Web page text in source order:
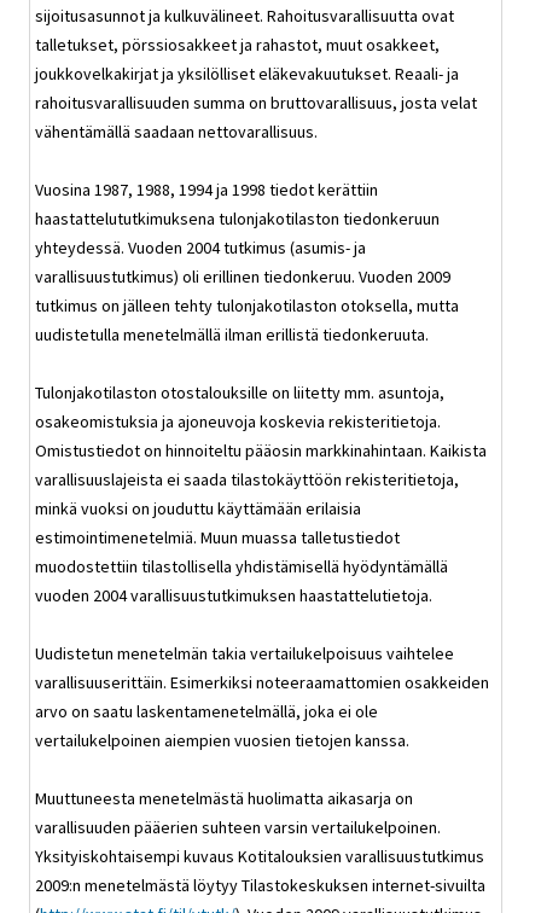
sijoitusasunnot ja kulkuvälineet. Rahoitusvarallisuutta ovat
talletukset, pörssiosakkeet ja rahastot, muut osakkeet,
joukkovelkakirjat ja yksilölliset eläkevakuutukset. Reaali- ja
rahoitusvarallisuuden summa on bruttovarallisuus, josta velat
vähentämällä saadaan nettovarallisuus.
Vuosina 1987, 1988, 1994 ja 1998 tiedot kerättiin
haastattelututkimuksena tulonjakotilaston tiedonkeruun
yhteydessä. Vuoden 2004 tutkimus (asumis- ja
varallisuustutkimus) oli erillinen tiedonkeruu. Vuoden 2009
tutkimus on jälleen tehty tulonjakotilaston otoksella, mutta
uudistetulla menetelmällä ilman erillistä tiedonkeruuta.
Tulonjakotilaston otostalouksille on liitetty mm. asuntoja,
osakeomistuksia ja ajoneuvoja koskevia rekisteritietoja.
Omistustiedot on hinnoiteltu pääosin markkinahintaan. Kaikista
varallisuuslajeista ei saada tilastokäyttöön rekisteritietoja,
minkä vuoksi on jouduttu käyttämään erilaisia
estimointimenetelmiä. Muun muassa talletustiedot
muodostettiin tilastollisella yhdistämisellä hyödyntämällä
vuoden 2004 varallisuustutkimuksen haastattelutietoja.
Uudistetun menetelmän takia vertailukelpoisuus vaihtelee
varallisuuserittäin. Esimerkiksi noteeraamattomien osakkeiden
arvo on saatu laskentamenetelmällä, joka ei ole
vertailukelpoinen aiempien vuosien tietojen kanssa.
Muuttuneesta menetelmästä huolimatta aikasarja on
varallisuuden pääerien suhteen varsin vertailukelpoinen.
Yksityiskohtaisempi kuvaus Kotitalouksien varallisuustutkimus
2009:n menetelmästä löytyy Tilastokeskuksen internet-sivuilta